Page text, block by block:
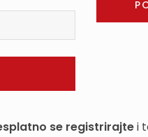
se registrirajtei